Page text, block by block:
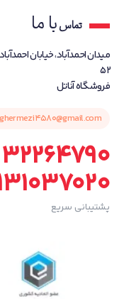
تماسبا ما
میدان احمدآباد، خیابان
52
فروشگاه آناتل
32264790
پشتیبانی سریع